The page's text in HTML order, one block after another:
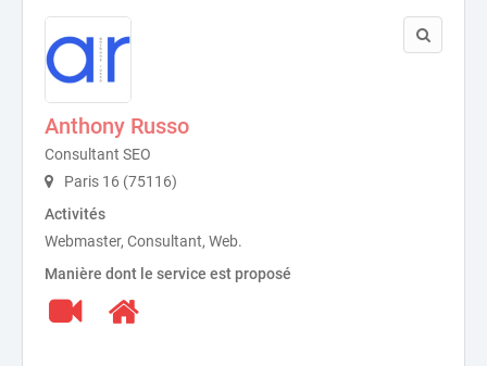
Anthony Russo
Consultant SEO
Paris 16 (75116)
Activités
Webmaster, Consultant, Web.
Manière dont le service est proposé